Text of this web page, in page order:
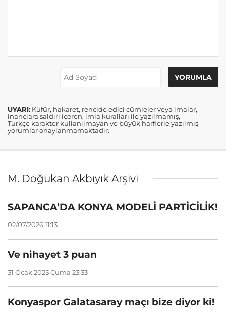
UYARI: Küfür, hakaret, rencide edici cümleler veya imalar,
inançlara saldırı içeren, imla kuralları ile yazılmamış,
Türkçe karakter kullanılmayan ve büyük harflerle yazılmış
yorumlar onaylanmamaktadır.
M. Doğukan Akbıyık Arşivi
SAPANCA’DA KONYA MODELİ PARTİCİLİK!
02/07/2026 11:13
Ve nihayet 3 puan
31 Ocak 2025 Cuma 23:33
Konyaspor Galatasaray maçı bize diyor ki!